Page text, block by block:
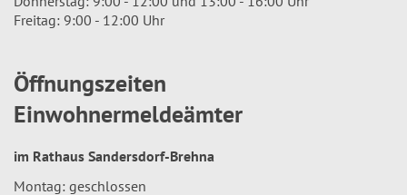
Freitag: 9:00 - 12:00 Uhr
Öffnungszeiten
Einwohnermeldeämter
im Rathaus Sandersdorf-Brehna
Montag: geschlossen